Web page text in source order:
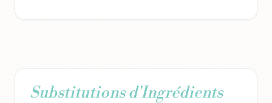
Substitutions d'Ingrédients